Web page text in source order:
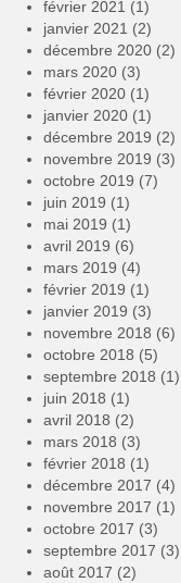
février 2021 (1)
janvier 2021 (2)
décembre 2020 (2)
mars 2020 (3)
février 2020 (1)
janvier 2020 (1)
décembre 2019 (2)
novembre 2019 (3)
octobre 2019 (7)
juin 2019 (1)
mai 2019 (1)
avril 2019 (6)
mars 2019 (4)
février 2019 (1)
janvier 2019 (3)
novembre 2018 (6)
octobre 2018 (5)
septembre 2018 (1)
juin 2018 (1)
avril 2018 (2)
mars 2018 (3)
février 2018 (1)
décembre 2017 (4)
novembre 2017 (1)
octobre 2017 (3)
septembre 2017 (3)
août 2017 (2)